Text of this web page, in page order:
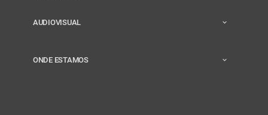
AUDIOVISUAL
ONDE ESTAMOS